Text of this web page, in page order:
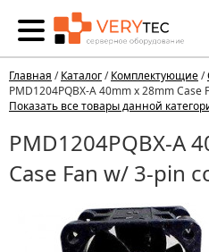
Главная /Каталог/Комплектующие/
PMD1204PQBX-A 40mm x 28mm Case
Показать все товары данной
PMD1204PQBX-A
Case Fan w/ 3-pin